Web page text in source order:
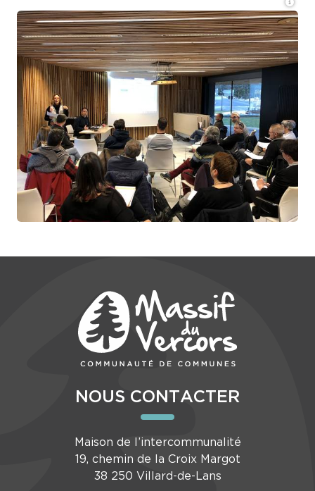
NOUS CONTACTER
Maison de l’intercommunalité
19, chemin de la Croix Margot
38 250 Villard-de-Lans